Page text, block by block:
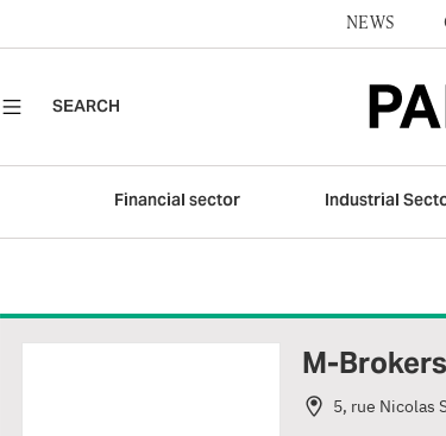
NEWS
SEARCH
Financial sector Industrial
M-
5, rue Nicolas